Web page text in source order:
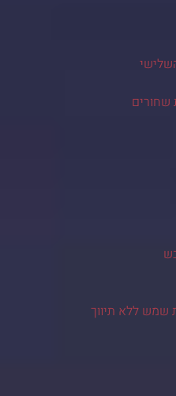
שחורים
שמש ללא תיווך